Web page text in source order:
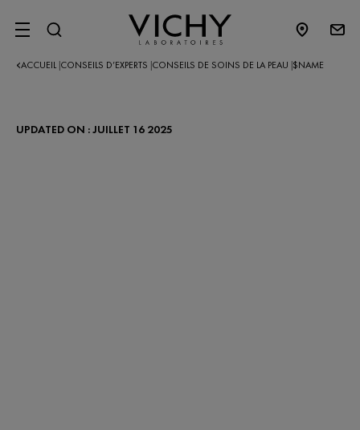
SITE MENU
ACCUEIL CONSEILS D’EXPERTS​ CONSEILS DE SOINS DE LA PEAU $NAME
UPDATED ON : JUILLET 16 2025